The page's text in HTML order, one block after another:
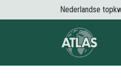
Overslaan naar inhoudNederlandse